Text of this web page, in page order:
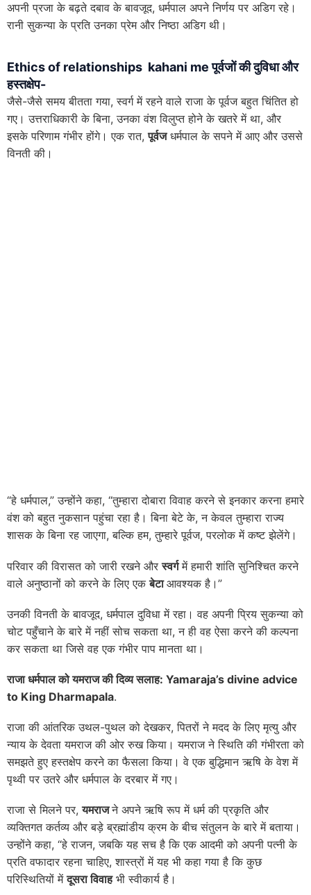
अपनी प्रजा के बढ़ते दबाव के बावजूद, धर्मपाल अपने निर्णय पर अडिग रहे।
रानी सुकन्या के प्रति उनका प्रेम और निष्ठा अडिग थी।
Ethics of relationships kahani me पूर्वजों की दुविधा और
हस्तक्षेप-
जैसे-जैसे समय बीतता गया, स्वर्ग में रहने वाले राजा के पूर्वज बहुत चिंतित हो
गए। उत्तराधिकारी के बिना, उनका वंश विलुप्त होने के खतरे में था, और
इसके परिणाम गंभीर होंगे। एक रात,पूर्वजधर्मपाल के सपने में आए और उससे
विनती की।
“हे धर्मपाल,” उन्होंने कहा, “तुम्हारा दोबारा विवाह करने से इनकार करना हमारे
वंश को बहुत नुकसान पहुंचा रहा है। बिना बेटे के, न केवल तुम्हारा राज्य
शासक के बिना रह जाएगा, बल्कि हम, तुम्हारे पूर्वज, परलोक में कष्ट झेलेंगे।
परिवार की विरासत को जारी रखने औरस्वर्गमें हमारी शांति सुनिश्चित करने
वाले अनुष्ठानों को करने के लिए एकबेटाआवश्यक है।”
उनकी विनती के बावजूद, धर्मपाल दुविधा में रहा। वह अपनी प्रिय सुकन्या को
चोट पहुँचाने के बारे में नहीं सोच सकता था, न ही वह ऐसा करने की कल्पना
कर सकता था जिसे वह एक गंभीर पाप मानता था।
राजा धर्मपाल को यमराज की दिव्य सलाह: Yamaraja’s divine advice
to King Dharmapala.
राजा की आंतरिक उथल-पुथल को देखकर, पितरों ने मदद के लिए मृत्यु और
न्याय के देवता यमराज की ओर रुख किया। यमराज ने स्थिति की गंभीरता को
समझते हुए हस्तक्षेप करने का फैसला किया। वे एक बुद्धिमान ऋषि के वेश में
पृथ्वी पर उतरे और धर्मपाल के दरबार में गए।
राजा से मिलने पर,यमराजने अपने ऋषि रूप में धर्म की प्रकृति और
व्यक्तिगत कर्तव्य और बड़े ब्रह्मांडीय क्रम के बीच संतुलन के बारे में बताया।
उन्होंने कहा, “हे राजन, जबकि यह सच है कि एक आदमी को अपनी पत्नी के
प्रति वफादार रहना चाहिए, शास्त्रों में यह भी कहा गया है कि कुछ
परिस्थितियों मेंदूसरा विवाहभी स्वीकार्य है।